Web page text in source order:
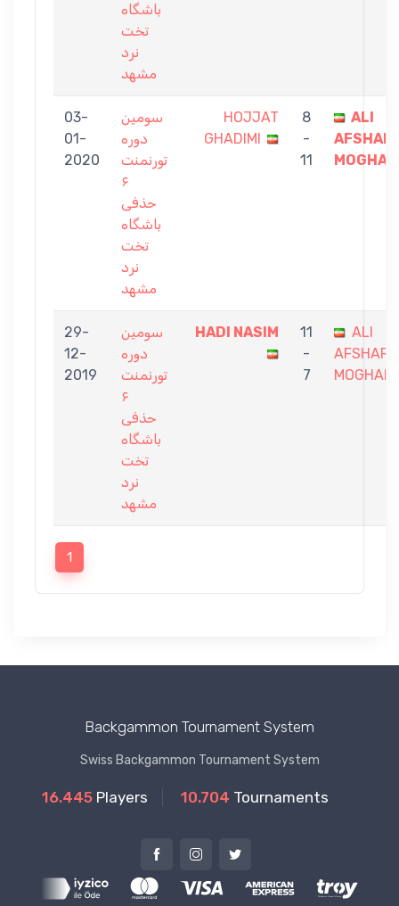
باشگاه
تخت
نرد
مشهد
03-
01-
2020
سومین
دوره
تورنمنت
۶
حذفی
باشگاه
تخت
نرد
مشهد
HOJJAT
GHADIMI
8
-
11
ALI
AFSHAR
29-
12-
2019
سومین
دوره
تورنمنت
۶
حذفی
باشگاه
تخت
نرد
مشهد
HADI NASIM
11
-
7
ALI
AFSHAR
1
Backgammon Tournament System
Swiss Backgammon Tournament System
16.445 Players 10.704 Tournaments